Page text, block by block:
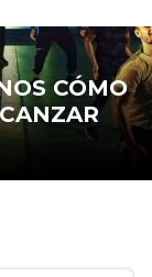
CÓMO